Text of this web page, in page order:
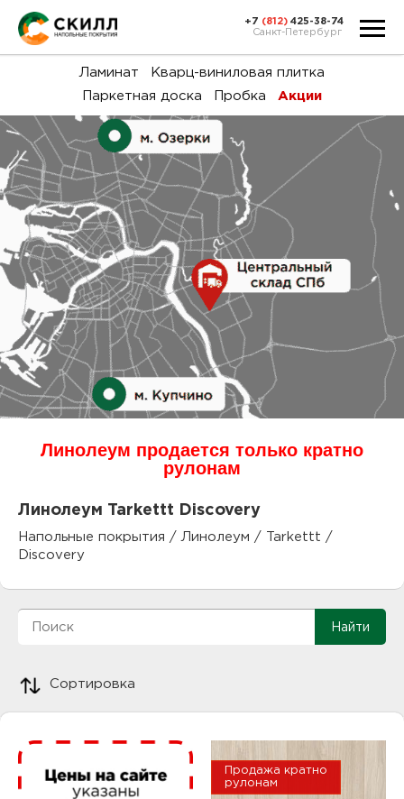
и
+7 (812) 425-38-74
Санкт-Петербург
Ламинат
Кварц-виниловая плитка
Паркетная доска
Пробка Акции
Линолеум продается только кратно
рулонам
Линолеум Tarkettt Discovery
Напольные покрытия / Линолеум / Tarkettt /
Discovery
Сортировка
Продажа кратно
рулонам